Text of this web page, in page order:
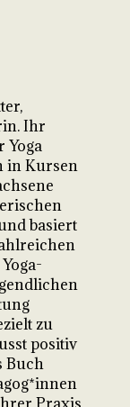
Ihr
Yoga
in Kursen
basiert
zu
positiv
Buch